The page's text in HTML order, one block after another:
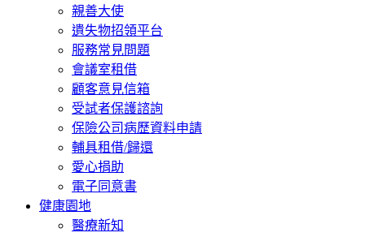
親善大使
遺失物招領平台
服務常見問題
會議室租借
顧客意見信箱
受試者保護諮詢
保險公司病歷資料申請
輔具租借/歸還
愛心捐助
電子同意書
健康園地
醫療新知